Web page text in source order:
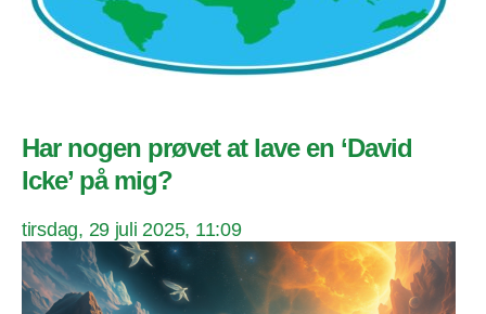
Har nogen prøvet at lave en ‘David
Icke’ på mig?
tirsdag, 29 juli 2025, 11:09